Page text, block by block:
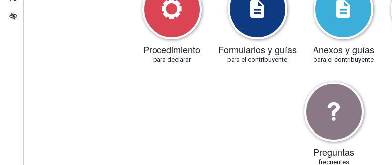
Activar/quitar contraste
Procedimiento
para declarar
Formularios y guías
para el contribuyente
Anexos y guías
para el contribuyente
Preguntas
frecuentes